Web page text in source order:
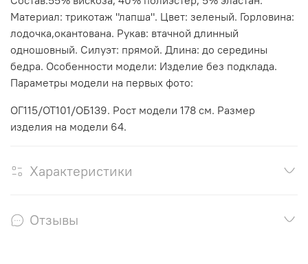
Материал: трикотаж "лапша". Цвет: зеленый. Горловина:
лодочка,окантована. Рукав: втачной длинный
одношовный. Силуэт: прямой. Длина: до середины
бедра. Особенности модели: Изделие без подклада.
Параметры модели на первых фото:
ОГ115/ОТ101/ОБ139. Рост модели 178 см. Размер
изделия на модели 64.
Характеристики
Отзывы